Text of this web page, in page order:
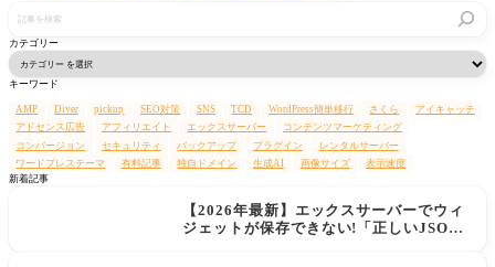
を
検
カテゴリー
キーワード
AMP Diver pickup SEO対策 SNS TCD WordPress簡単移行 さくら
アイキャッチ
アドセンス広告
アフィリエイト エックスサーバー
コンテンツマーケティング
コンバージョン
セキュリティ バックアップ プラグイン
レンタルサーバー
ワードプレステーマ
有料記事 独自ドメイン 生成AI 画像サイズ
表示速度
新着記事
【2026年最新】エックスサーバーでウィ
ジェットが保存できない!「正しいJSON